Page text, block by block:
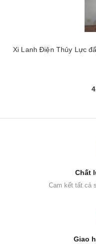
Xi Lanh Điện Thủy Lực
Chất
Cam kết tất cả
Giao